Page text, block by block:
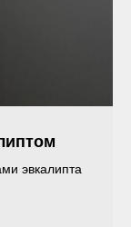
эвкалипта